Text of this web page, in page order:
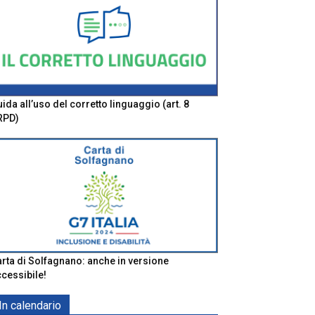
all’uso del corretto linguaggio (art. 8
di Solfagnano: anche in versione
In calendario